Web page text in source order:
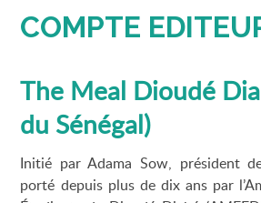
D'ARIANE
COMPTE
The Meal Dioudé
du Sénégal)
Initié par Adama Sow, président
porté depuis plus de dix ans par